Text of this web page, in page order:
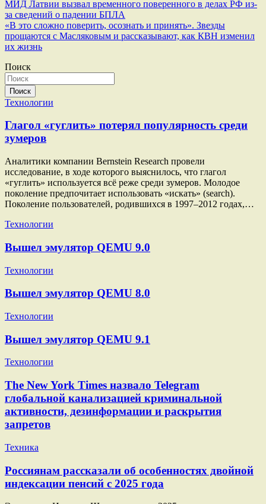
Навигация
по
записям
МИД Латвии вызвал временного поверенного в делах РФ из-
за сведений о падении БПЛА
«В это сложно поверить, осознать и принять». Звезды
прощаются с Масляковым и рассказывают, как КВН изменил
их жизнь
Поиск
Поиск
Технологии
Глагол «гуглить» потерял популярность среди
зумеров
Аналитики компании Bernstein Research провели
исследование, в ходе которого выяснилось, что глагол
«гуглить» используется всё реже среди зумеров. Молодое
поколение предпочитает использовать «искать» (search).
Поколение пользователей, родившихся в 1997–2012 годах,…
Технологии
Вышел эмулятор QEMU 9.0
Технологии
Вышел эмулятор QEMU 8.0
Технологии
Вышел эмулятор QEMU 9.1
Технологии
The New York Times назвало Telegram
глобальной канализацией криминальной
активности, дезинформации и раскрытия
запретов
Техника
Россиянам рассказали об особенностях двойной
индексации пенсий с 2025 года